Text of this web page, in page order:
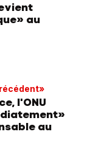
au
l'ONU
au